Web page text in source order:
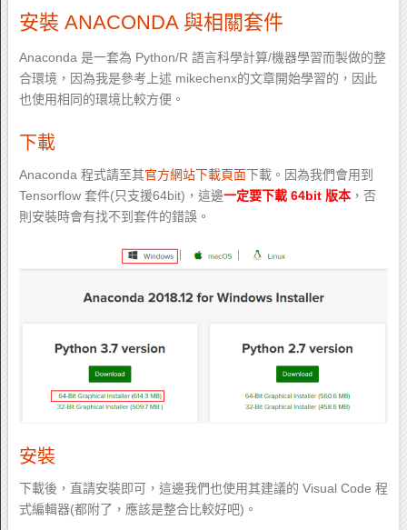
安裝 ANACONDA 與相關套件
Anaconda 是一套為 Python/R 語言科學計算/機器學習而製做的整
合環境，因為我是參考上述 mikechenx的文章開始學習的，因此
也使用相同的環境比較方便。
下載
Anaconda 程式請至其官方網站下載頁面下載。因為我們會用到
Tensorflow 套件(只支援64bit)，這邊一定要下載 64bit 版本，否
則安裝時會有找不到套件的錯誤。
安裝
下載後，直請安裝即可，這邊我們也使用其建議的 Visual Code 程
式編輯器(都附了，應該是整合比較好吧)。